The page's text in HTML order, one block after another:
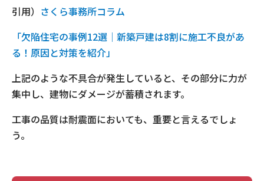
引用） さくら事務所コラム
「欠陥住宅の事例12選│新築戸建は8割に施工不良があ
る！原因と対策を紹介」
上記のような不具合が発生していると、その部分に力が
集中し、建物にダメージが蓄積されます。
工事の品質は耐震面においても、重要と言えるでしょ
う。